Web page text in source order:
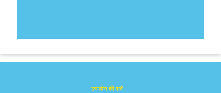
उपयोग की शर्तें